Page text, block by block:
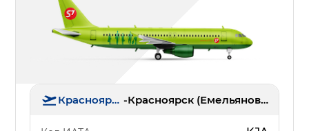
Красноярск - Красноярск (Емельяново)